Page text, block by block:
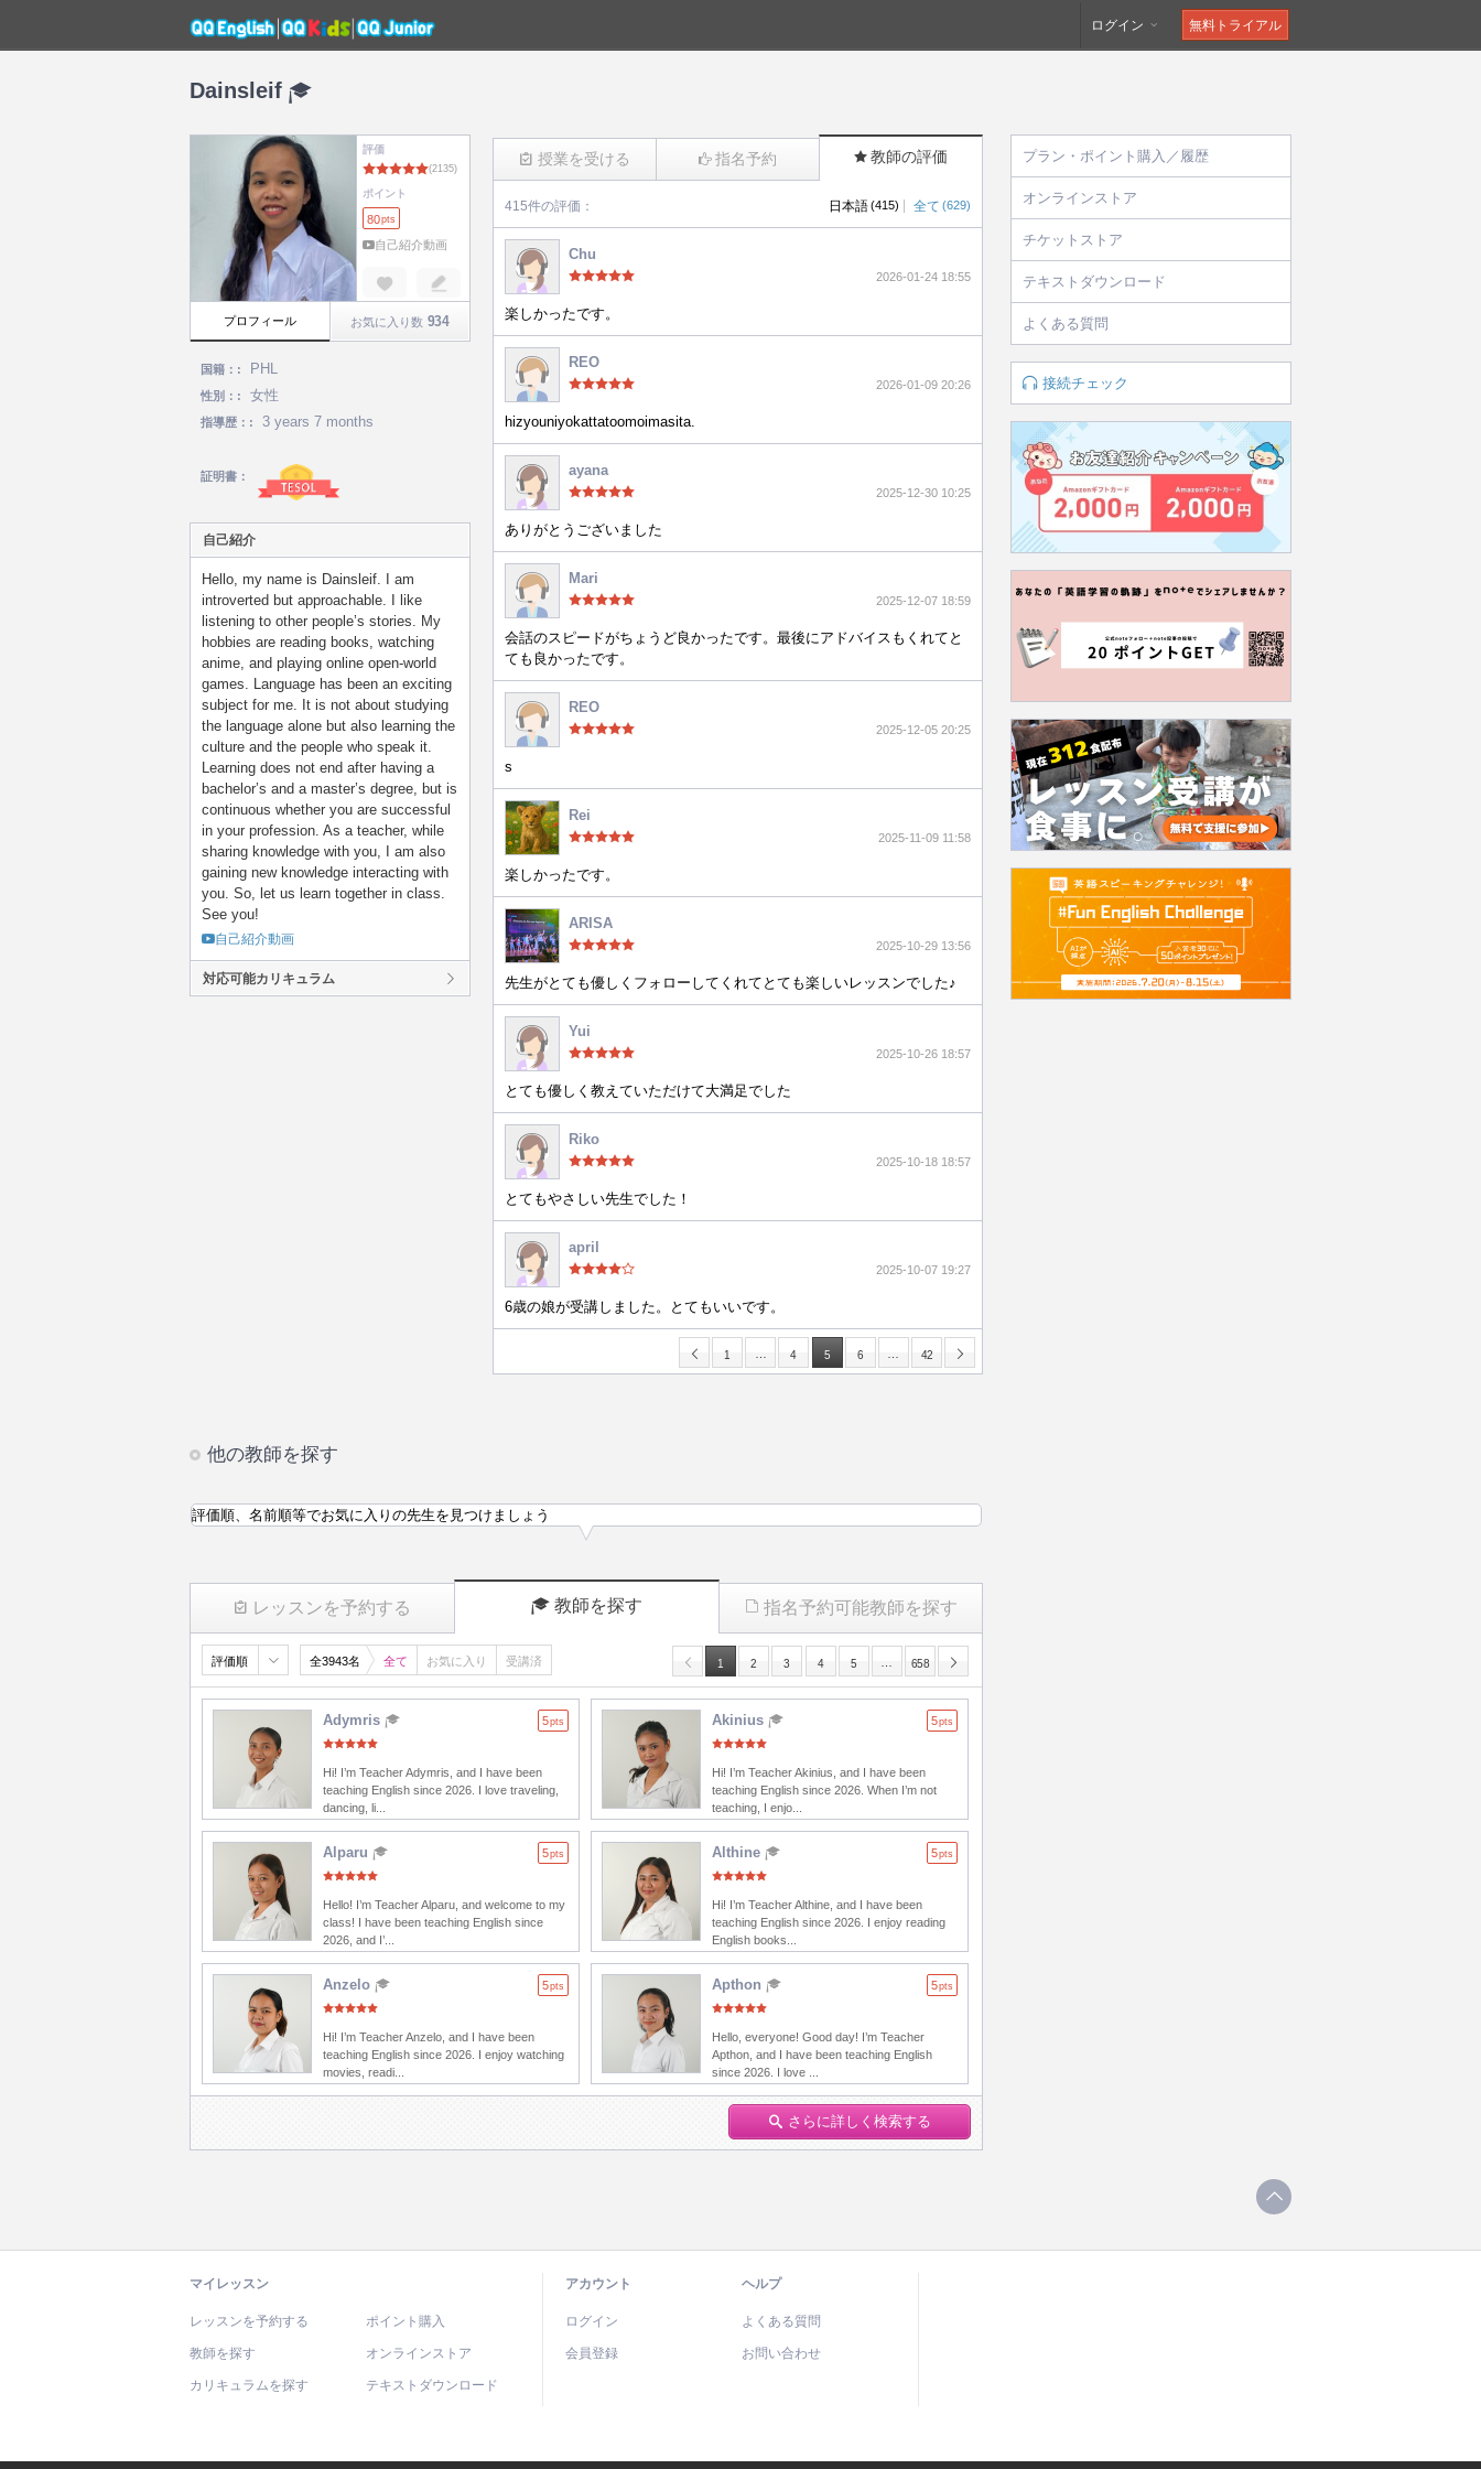
ログイン 無料トライアル
Dainsleif
評価
(2135)
ポイント
80pts
自己紹介動画
プロフィール お気に入り数 934
国籍：: PHL
性別：: 女性
指導歴：: 3 years 7 months
証明書：
自己紹介
Hello, my name is Dainsleif. I am
introverted but approachable. I like
listening to other people’s stories. My
hobbies are reading books, watching
anime, and playing online open-world
games. Language has been an exciting
subject for me. It is not about studying
the language alone but also learning the
culture and the people who speak it.
Learning does not end after having a
bachelor’s and a master’s degree, but is
continuous whether you are successful
in your profession. As a teacher, while
sharing knowledge with you, I am also
gaining new knowledge interacting with
you. So, let us learn together in class.
See you!
自己紹介動画
対応可能カリキュラム
授業を受ける 指名予約 教師の評価
415件の評価： 日本語(415) | 全て (629)
Chu
2026-01-24 18:55
楽しかったです。
REO
2026-01-09 20:26
hizyouniyokattatoomoimasita.
ayana
2025-12-30 10:25
ありがとうございました
Mari
2025-12-07 18:59
会話のスピードがちょうど良かったです。最後にアドバイスもくれてと
ても良かったです。
REO
2025-12-05 20:25
s
Rei
2025-11-09 11:58
楽しかったです。
ARISA
2025-10-29 13:56
先生がとても優しくフォローしてくれてとても楽しいレッスンでした♪
Yui
2025-10-26 18:57
とても優しく教えていただけて大満足でした
Riko
2025-10-18 18:57
とてもやさしい先生でした！
april
2025-10-07 19:27
6歳の娘が受講しました。とてもいいです。
1 4 5 6 42
他の教師を探す
レッスンを予約する 教師を探す 指名予約可能教師を探す
評価順、名前順等でお気に入りの先生を見つけましょう
評価順 全3943名 全て お気に入り 受講済 1 2 3 4 5 658
Adymris 5pts
Hi! I’m Teacher Adymris, and I have been
teaching English since 2026. I love traveling,
dancing, li...
Akinius 5pts
Hi! I’m Teacher Akinius, and I have been
teaching English since 2026. When I’m not
teaching, I enjo...
Alparu 5pts
Hello! I’m Teacher Alparu, and welcome to my
class! I have been teaching English since
2026, and I’...
Althine 5pts
Hi! I’m Teacher Althine, and I have been
teaching English since 2026. I enjoy reading
English books...
Anzelo 5pts
Hi! I’m Teacher Anzelo, and I have been
teaching English since 2026. I enjoy watching
movies, readi...
Apthon 5pts
Hello, everyone! Good day! I’m Teacher
Apthon, and I have been teaching English
since 2026. I love ...
さらに詳しく検索する
プラン・ポイント購入／履歴
オンラインストア
チケットストア
テキストダウンロード
よくある質問
接続チェック
マイレッスン
レッスンを予約する ポイント購入
教師を探す オンラインストア
カリキュラムを探す テキストダウンロード
アカウント
ログイン
会員登録
ヘルプ
よくある質問
お問い合わせ